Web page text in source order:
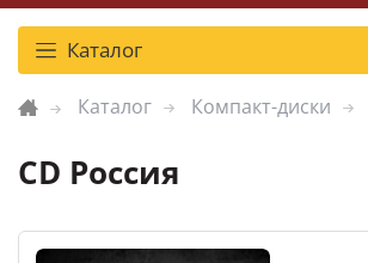
Каталог
Каталог Компакт-диски
CD Россия